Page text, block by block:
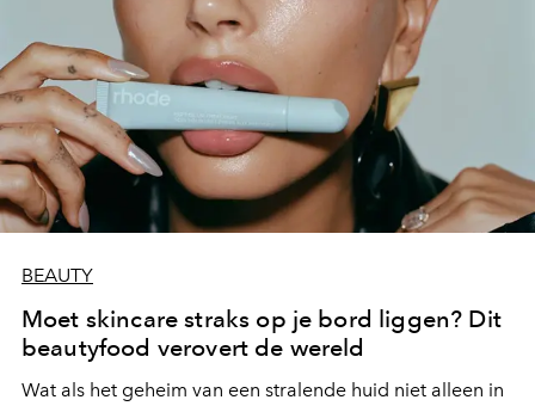
BEAUTY
Moet skincare straks op je bord liggen? Dit
beautyfood verovert de wereld
Wat als het geheim van een stralende huid niet alleen in